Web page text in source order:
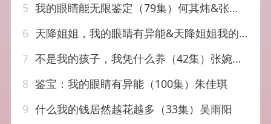
5 我的眼睛能无限鉴定（79集）何其炜&张如意&嘎嘎
6 天降姐姐，我的眼睛有异能&天降姐姐我的眼睛有异能（73集）浅柔&柯帆&鞠琳
7 不是我的孩子，我凭什么养（42集）张婉琳&于小野
8 鉴宝：我的眼睛有异能（100集）朱佳琪
9 什么我的钱居然越花越多（33集）吴雨阳